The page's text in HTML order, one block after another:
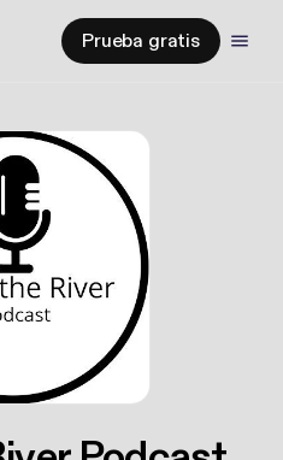
Prueba gratis